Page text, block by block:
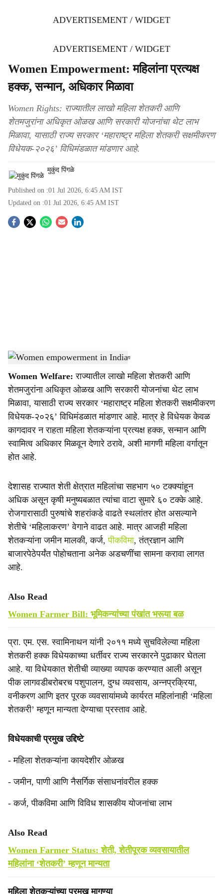
ADVERTISEMENT / WIDGET
ADVERTISEMENT / WIDGET
Women Empowerment: महिलांना प्रत्यक्ष
हक्क, सन्मान, अधिकार मिळावा
Women Rights: राज्यातील लाखो महिला शेतकरी आणि
शेतमजुरांना अधिकृत ओळख आणि सरकारी योजनांचा थेट लाभ
मिळावा, यासाठी राज्य सरकार ‘महाराष्ट्र महिला शेतकरी सक्षमीकरण
विधेयक-२०२६’ विधिमंडळात मांडणार आहे.
मुकुंद पिंगळे
Published on :01 Jul 2026, 6:45 AM IST
Updated on :01 Jul 2026, 6:45 AM IST
S
a
r
e
Women deserve equal rights and dignity- Agrowon
Women Welfare: राज्यातील लाखो महिला शेतकरी आणि
शेतमजुरांना अधिकृत ओळख आणि सरकारी योजनांचा थेट लाभ
मिळावा, यासाठी राज्य सरकार ‘महाराष्ट्र महिला शेतकरी सक्षमीकरण
विधेयक-२०२६’ विधिमंडळात मांडणार आहे. मात्र हे विधेयक केवळ
कागदावर न राहता महिला शेतकऱ्यांना प्रत्यक्ष हक्क, सन्मान आणि
स्वामित्व अधिकार मिळवून देणारे ठरावे, अशी मागणी महिला वर्गातून
होत आहे.
देशासह राज्यात शेती क्षेत्रात महिलांचा सहभाग ५० टक्क्यांहून
अधिक असून कृषी मनुष्यबळात त्यांचा वाटा सुमारे ६० टक्के आहे.
रोजगारासाठी पुरुषांचे शहरांकडे वाढते स्थलांतर होत असल्याने
शेतीचे ‘महिलाकरण’ वेगाने वाढत आहे. मात्र आजही महिला
शेतकऱ्यांना जमीन मालकी, कर्ज,पीकविमा, तंत्रज्ञान आणि
बाजारपेठेपर्यंत पोहोचताना अनेक अडचणींचा सामना करावा लागत
आहे.
Also Read
Women Farmer Bill: भूमिकन्यांच्या पंखांत भरूया बळ
प्रा. एम. एस. स्वामिनाथन यांनी २०११ मध्ये सुचविलेल्या महिला
शेतकरी हक्क विधेयकाच्या धर्तीवर राज्य सरकारने पुढाकार घेतला
आहे. या विधेयकात शेतीची व्याख्या व्यापक करण्यात आली असून
पीक लागवडीबरोबरच पशुपालन, दुग्ध व्यवसाय, अन्नप्रक्रिया,
वनीकरण आणि इतर पूरक व्यवसायांमध्ये कार्यरत महिलांनाही ‘महिला
शेतकरी’ म्हणून मान्यता देण्याचा प्रस्ताव आहे.
विधेयकाची प्रमुख उद्दिष्टे
- महिला शेतकऱ्यांना कायदेशीर ओळख
- जमीन, पाणी आणि नैसर्गिक संसाधनांवरील हक्क
- कर्ज, पीकविमा आणि विविध शासकीय योजनांचा लाभ
Also Read
Women Farmer Status: शेती, शेतीपूरक व्यवसायातील
महिलांना ‘शेतकरी’ म्हणून मान्यता
महिला शेतकऱ्यांच्या प्रमुख मागण्या